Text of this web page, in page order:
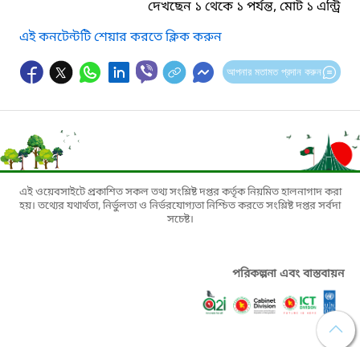
দেখছেন ১ থেকে ১ পর্যন্ত, মোট ১ এন্ট্রি
এই কনটেন্টটি শেয়ার করতে ক্লিক করুন
আপনার মতামত প্রদান করুন
এই ওয়েবসাইটে প্রকাশিত সকল তথ্য সংশ্লিষ্ট দপ্তর কর্তৃক নিয়মিত হালনাগাদ করা
হয়। তথ্যের যথার্থতা, নির্ভুলতা ও নির্ভরযোগ্যতা নিশ্চিত করতে সংশ্লিষ্ট দপ্তর সর্বদা
সচেষ্ট।
পরিকল্পনা এবং বাস্তবায়ন